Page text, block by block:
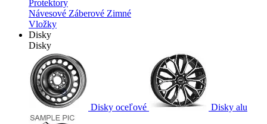
Protektory
Návesové Záberové Zimné
Vložky
Disky
Disky
Disky oceľové Disky alu